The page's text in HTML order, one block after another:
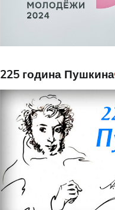
225 година Пушкина